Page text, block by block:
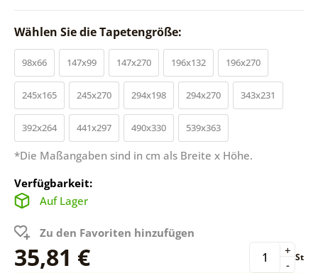
Wählen Sie die Tapetengröße:
98x66 147x99 147x270 196x132 196x270
245x165 245x270 294x198 294x270 343x231
392x264 441x297 490x330 539x363
*Die Maßangaben sind in cm als Breite x Höhe.
Verfügbarkeit:
Auf Lager
Zu den Favoriten hinzufügen
35,81 € -
+ St